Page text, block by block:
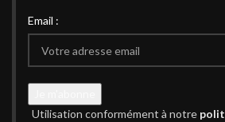
Email :
Utilisation conformément à notre